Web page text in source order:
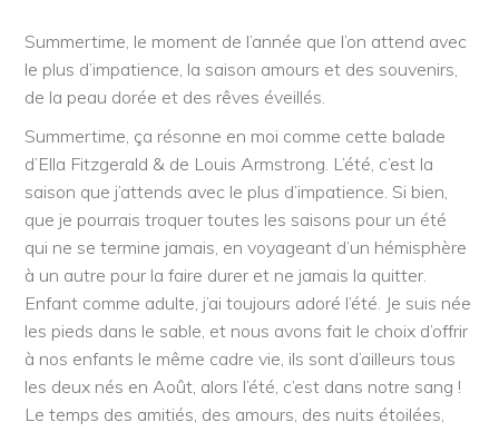
Summertime, le moment de l’année que l’on attend avec
le plus d’impatience, la saison amours et des souvenirs,
de la peau dorée et des rêves éveillés.
Summertime, ça résonne en moi comme cette balade
d’Ella Fitzgerald & de Louis Armstrong. L’été, c’est la
saison que j’attends avec le plus d’impatience. Si bien,
que je pourrais troquer toutes les saisons pour un été
qui ne se termine jamais, en voyageant d’un hémisphère
à un autre pour la faire durer et ne jamais la quitter.
Enfant comme adulte, j’ai toujours adoré l’été. Je suis née
les pieds dans le sable, et nous avons fait le choix d’offrir
à nos enfants le même cadre vie, ils sont d’ailleurs tous
les deux nés en Août, alors l’été, c’est dans notre sang !
Le temps des amitiés, des amours, des nuits étoilées,